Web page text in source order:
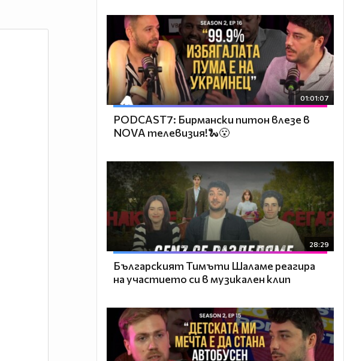
01:01:07
PODCAST7: Бирмански питон влезе в
NOVA телевизия!🐍😮
28:29
Българският Тимъти Шаламе реагира
на участието си в музикален клип